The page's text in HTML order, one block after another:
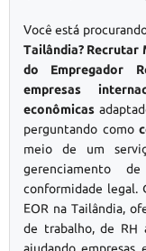
Você está
Tailândia? Recrutar
do Empregador
empresas
econômicas
perguntando como
meio de um
gerenciamento
conformidade legal.
EOR na Tailândia,
de trabalho, de RH
ajudando empresas